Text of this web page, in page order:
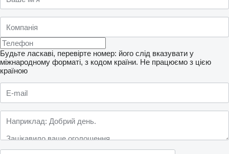
Будьте ласкаві, перевірте номер: його слід вказувати у
міжнародному форматі, з кодом країни. Не працюємо з цією
країною